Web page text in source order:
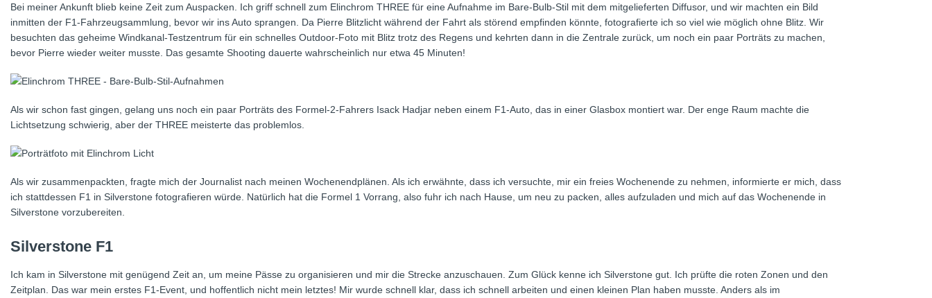
Bei meiner Ankunft blieb keine Zeit zum Auspacken. Ich griff schnell zum Elinchrom THREE für eine Aufnahme im Bare-Bulb-Stil mit dem mitgelieferten Diffusor, und wir machten ein Bild
inmitten der F1-Fahrzeugsammlung, bevor wir ins Auto sprangen. Da Pierre Blitzlicht während der Fahrt als störend empfinden könnte, fotografierte ich so viel wie möglich ohne Blitz. Wir
besuchten das geheime Windkanal-Testzentrum für ein schnelles Outdoor-Foto mit Blitz trotz des Regens und kehrten dann in die Zentrale zurück, um noch ein paar Porträts zu machen,
bevor Pierre wieder weiter musste. Das gesamte Shooting dauerte wahrscheinlich nur etwa 45 Minuten!
Als wir schon fast gingen, gelang uns noch ein paar Porträts des Formel-2-Fahrers Isack Hadjar neben einem F1-Auto, das in einer Glasbox montiert war. Der enge Raum machte die
Lichtsetzung schwierig, aber der THREE meisterte das problemlos.
Als wir zusammenpackten, fragte mich der Journalist nach meinen Wochenendplänen. Als ich erwähnte, dass ich versuchte, mir ein freies Wochenende zu nehmen, informierte er mich, dass
ich stattdessen F1 in Silverstone fotografieren würde. Natürlich hat die Formel 1 Vorrang, also fuhr ich nach Hause, um neu zu packen, alles aufzuladen und mich auf das Wochenende in
Silverstone vorzubereiten.
Silverstone F1
Ich kam in Silverstone mit genügend Zeit an, um meine Pässe zu organisieren und mir die Strecke anzuschauen. Zum Glück kenne ich Silverstone gut. Ich prüfte die roten Zonen und den
Zeitplan. Das war mein erstes F1-Event, und hoffentlich nicht mein letztes! Mir wurde schnell klar, dass ich schnell arbeiten und einen kleinen Plan haben musste. Anders als im